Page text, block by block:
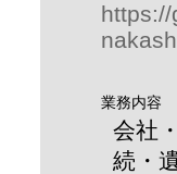
業務内容
会社
続・